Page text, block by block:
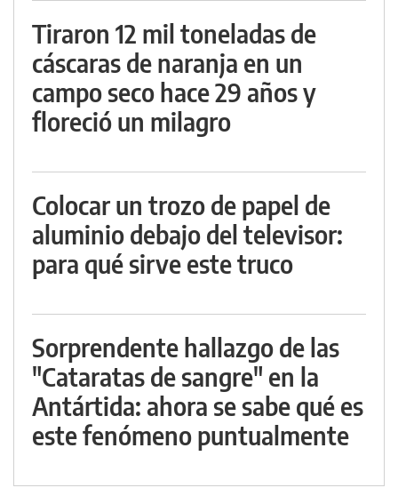
Tiraron 12 mil toneladas de
cáscaras de naranja en un
campo seco hace 29 años y
floreció un milagro
Colocar un trozo de papel de
aluminio debajo del televisor:
para qué sirve este truco
Sorprendente hallazgo de las
"Cataratas de sangre" en la
Antártida: ahora se sabe qué es
este fenómeno puntualmente